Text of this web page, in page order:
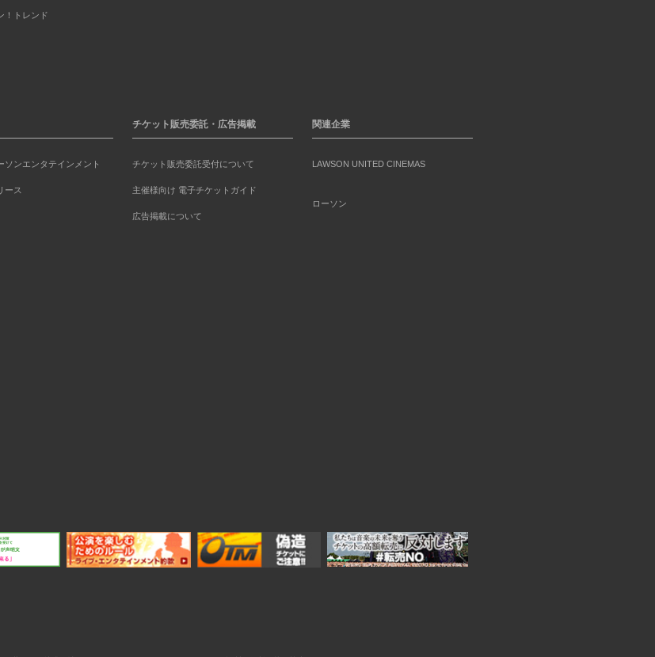
！トレンド
ソンエンタテインメント
ース
チケット販売委託・広告掲載
チケット販売委託受付について
主催様向け 電子チケットガイド
広告掲載について
関連企業
LAWSON UNITED CINEMAS
ローソン